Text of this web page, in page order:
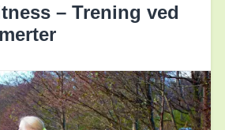
– Trening ved